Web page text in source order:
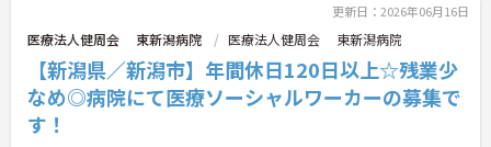
更新日：2026年06月16日
医療法人健周会 東新潟病院 医療法人健周会 東新潟病院
【新潟県／新潟市】年間休日120日以上☆残業少
なめ◎病院にて医療ソーシャルワーカーの募集で
す！